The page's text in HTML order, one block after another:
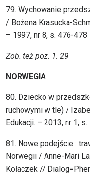
79. Wychowanie
/ Bożena Krasucka-
– 1997, nr 8, s. 476-478
Zob. też poz. 1, 29
NORWEGIA
80. Dziecko w
ruchowymi w tle) /
Edukacji. – 2013, nr 1,
81. Nowe podejście :
Norwegii / Anne-Mari
Kołaczek //